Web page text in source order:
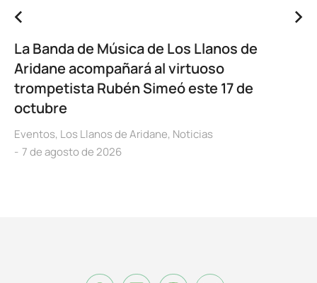
La Banda de Música de Los Llanos de
Aridane acompañará al virtuoso
trompetista Rubén Simeó este 17 de
octubre
Eventos, Los Llanos de Aridane, Noticias
7 de agosto de 2026